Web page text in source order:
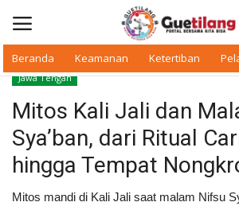
Beranda Keamanan Ketertiban
Beranda
Daerah
Jawa Tengah
Mitos Kali Jali dan
Sya’ban, dari Ritual
hingga Tempat
Mitos mandi di Kali Jali saat malam Nifsu